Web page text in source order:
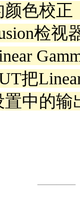
色校
检视
把
中的输